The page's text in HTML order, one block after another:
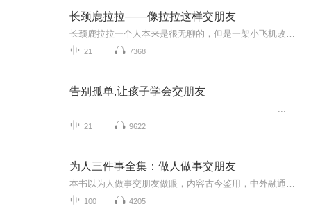
长颈鹿拉拉——像拉拉这样交朋友
21 7368
告别孤单,让孩子学会交朋友
21 9622
为人三件事全集：做人做事交朋友
100 4205